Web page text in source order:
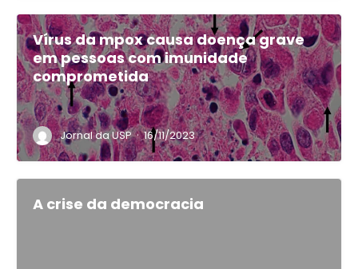
Vírus da mpox causa doença grave
em pessoas com imunidade
comprometida
Jornal da USP · 16/11/2023
A crise da democracia